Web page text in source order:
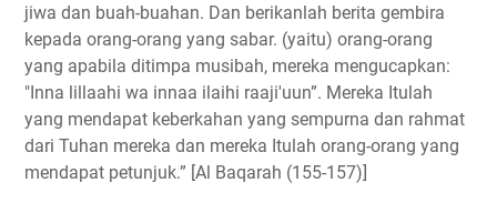
jiwa dan buah-buahan. Dan berikanlah berita gembira
kepada orang-orang yang sabar. (yaitu) orang-orang
yang apabila ditimpa musibah, mereka mengucapkan:
"Inna lillaahi wa innaa ilaihi raaji'uun”. Mereka Itulah
yang mendapat keberkahan yang sempurna dan rahmat
dari Tuhan mereka dan mereka Itulah orang-orang yang
mendapat petunjuk.” [Al Baqarah (155-157)]